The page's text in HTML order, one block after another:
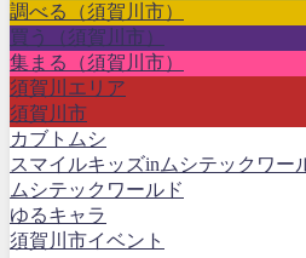
調べる（須賀川市）
買う（須賀川市）
集まる（須賀川市）
須賀川エリア
須賀川市
カブトムシ
スマイルキッズinムシテックワー
ムシテックワールド
ゆるキャラ
須賀川市イベント